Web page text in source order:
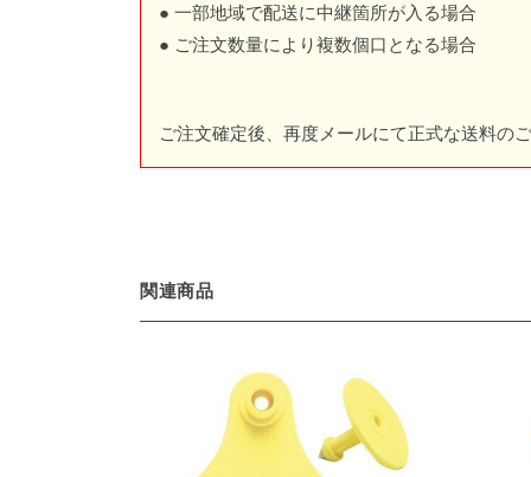
● 一部地域で配送に中継箇所が入る場合
● ご注文数量により複数個口となる場合
ご注文確定後、再度メールにて正式な送料の
関連商品